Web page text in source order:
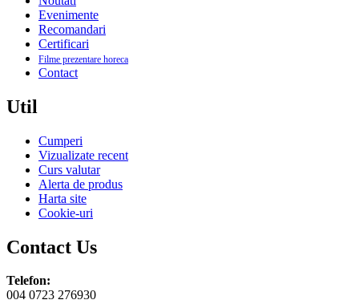
Evenimente
Recomandari
Certificari
Filme prezentare horeca
Contact
Util
Cumperi
Vizualizate recent
Curs valutar
Alerta de produs
Harta site
Cookie-uri
Contact Us
Telefon:
004 0723 276930